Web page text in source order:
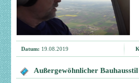
Datum: 19.08.2019
Außergewöhnlicher Bauhausstil